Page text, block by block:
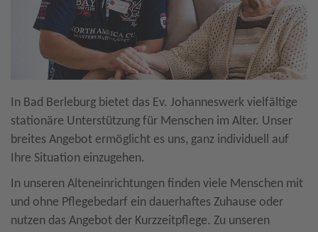
In Bad Berleburg bietet das Ev. Johanneswerk vielfältige
stationäre Unterstützung für Menschen im Alter. Unser
breites Angebot ermöglicht es uns, ganz individuell auf
Ihre Situation einzugehen.
In unseren Alteneinrichtungen finden viele Menschen mit
und ohne Pflegebedarf ein dauerhaftes Zuhause oder
nutzen das Angebot der Kurzzeitpflege. Zu unseren